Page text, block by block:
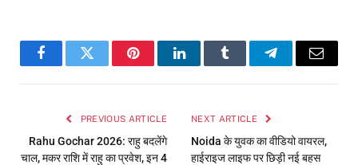
FacebookTwitter PinterestLinkedInTumblr TelegramEmail
PREVIOUS ARTICLE
Rahu Gochar 2026: राहु बदलेंगे
चाल, मकर राशि में राहु का प्रवेश, इन 4
NEXT ARTICLE
Noida के युवक का वीडियो वायरल,
हाईराइज लाइफ पर छिड़ी नई बहस